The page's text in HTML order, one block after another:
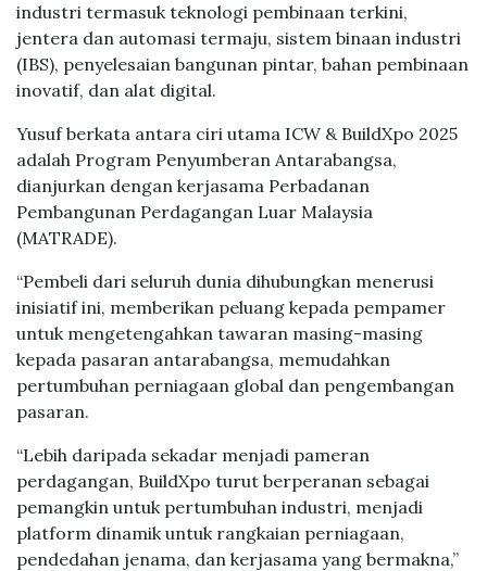
industri termasuk teknologi pembinaan terkini,
jentera dan automasi termaju, sistem binaan industri
(IBS), penyelesaian bangunan pintar, bahan pembinaan
inovatif, dan alat digital.
Yusuf berkata antara ciri utama ICW & BuildXpo 2025
adalah Program Penyumberan Antarabangsa,
dianjurkan dengan kerjasama Perbadanan
Pembangunan Perdagangan Luar Malaysia
(MATRADE).
“Pembeli dari seluruh dunia dihubungkan menerusi
inisiatif ini, memberikan peluang kepada pempamer
untuk mengetengahkan tawaran masing-masing
kepada pasaran antarabangsa, memudahkan
pertumbuhan perniagaan global dan pengembangan
pasaran.
“Lebih daripada sekadar menjadi pameran
perdagangan, BuildXpo turut berperanan sebagai
pemangkin untuk pertumbuhan industri, menjadi
platform dinamik untuk rangkaian perniagaan,
pendedahan jenama, dan kerjasama yang bermakna,”